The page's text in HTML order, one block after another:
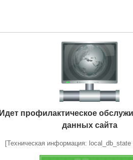
Идет профилактическое
данных сайта
[Техническая информация: